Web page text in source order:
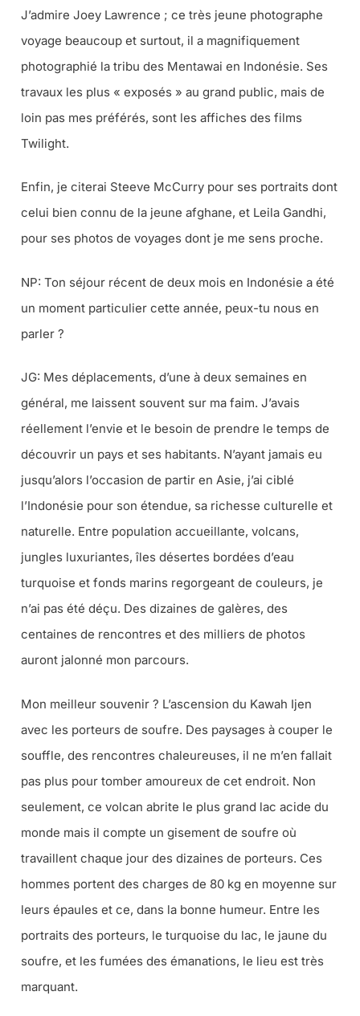
J’admire Joey Lawrence ; ce très jeune photographe
voyage beaucoup et surtout, il a magnifiquement
photographié la tribu des Mentawai en Indonésie. Ses
travaux les plus « exposés » au grand public, mais de
loin pas mes préférés, sont les affiches des films
Twilight.
Enfin, je citerai Steeve McCurry pour ses portraits dont
celui bien connu de la jeune afghane, et Leila Gandhi,
pour ses photos de voyages dont je me sens proche.
NP: Ton séjour récent de deux mois en Indonésie a été
un moment particulier cette année, peux-tu nous en
parler ?
JG: Mes déplacements, d’une à deux semaines en
général, me laissent souvent sur ma faim. J’avais
réellement l’envie et le besoin de prendre le temps de
découvrir un pays et ses habitants. N’ayant jamais eu
jusqu’alors l’occasion de partir en Asie, j’ai ciblé
l’Indonésie pour son étendue, sa richesse culturelle et
naturelle. Entre population accueillante, volcans,
jungles luxuriantes, îles désertes bordées d’eau
turquoise et fonds marins regorgeant de couleurs, je
n’ai pas été déçu. Des dizaines de galères, des
centaines de rencontres et des milliers de photos
auront jalonné mon parcours.
Mon meilleur souvenir ? L’ascension du Kawah Ijen
avec les porteurs de soufre. Des paysages à couper le
souffle, des rencontres chaleureuses, il ne m’en fallait
pas plus pour tomber amoureux de cet endroit. Non
seulement, ce volcan abrite le plus grand lac acide du
monde mais il compte un gisement de soufre où
travaillent chaque jour des dizaines de porteurs. Ces
hommes portent des charges de 80 kg en moyenne sur
leurs épaules et ce, dans la bonne humeur. Entre les
portraits des porteurs, le turquoise du lac, le jaune du
soufre, et les fumées des émanations, le lieu est très
marquant.